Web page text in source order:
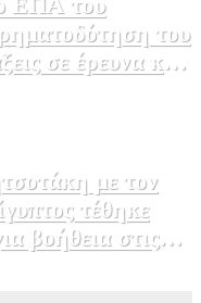
του
σε έρευνα και
με τον
τέθηκε
βοήθεια στις